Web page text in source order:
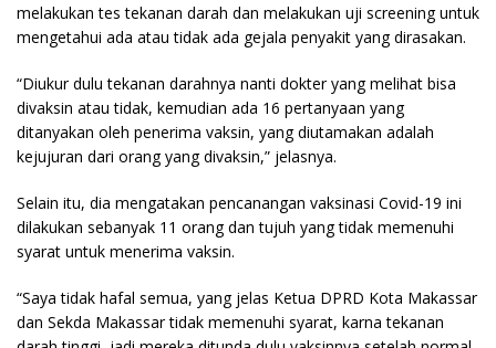
melakukan tes tekanan darah dan melakukan uji screening untuk
mengetahui ada atau tidak ada gejala penyakit yang dirasakan.
“Diukur dulu tekanan darahnya nanti dokter yang melihat bisa
divaksin atau tidak, kemudian ada 16 pertanyaan yang
ditanyakan oleh penerima vaksin, yang diutamakan adalah
kejujuran dari orang yang divaksin,” jelasnya.
Selain itu, dia mengatakan pencanangan vaksinasi Covid-19 ini
dilakukan sebanyak 11 orang dan tujuh yang tidak memenuhi
syarat untuk menerima vaksin.
“Saya tidak hafal semua, yang jelas Ketua DPRD Kota Makassar
dan Sekda Makassar tidak memenuhi syarat, karna tekanan